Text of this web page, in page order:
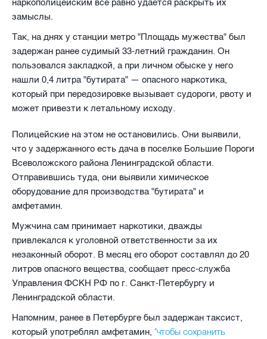
наркополицейским все равно удается раскрыть их
замыслы.
Так, на днях у станции метро "Площадь мужества" был
задержан ранее судимый 33-летний гражданин. Он
пользовался закладкой, а при личном обыске у него
нашли 0,4 литра "бутирата" — опасного наркотика,
который при передозировке вызывает судороги, рвоту и
может привезти к летальному исходу.
Полицейские на этом не остановились. Они выявили,
что у задержанного есть дача в поселке Большие Пороги
Всеволожского района Ленинградской области.
Отправившись туда, они выявили химическое
оборудование для производства "бутирата" и
амфетамин.
Мужчина сам принимает наркотики, дважды
привлекался к уголовной ответственности за их
незаконный оборот. В месяц его оборот составлял до 20
литров опасного вещества, сообщает пресс-служба
Управления ФСКН РФ по г. Санкт-Петербургу и
Ленинградской области.
Напомним, ранее в Петербурге был задержан таксист,
который употреблял амфетамин, "чтобы сохранить